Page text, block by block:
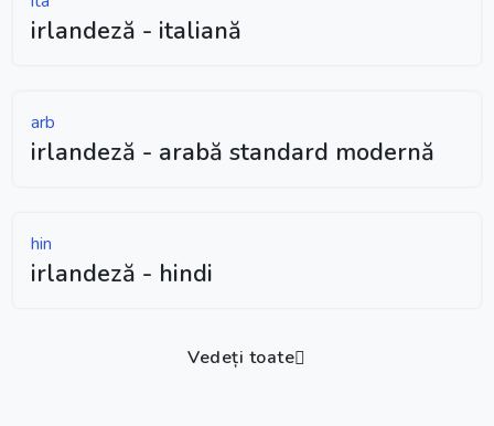
irlandeză - italiană
arb
irlandeză - arabă standard modernă
hin
irlandeză - hindi
Vedeți toate